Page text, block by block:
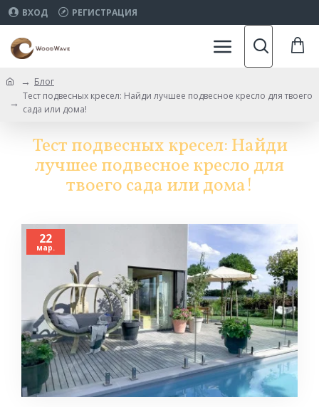
ВХОД РЕГИСТРАЦИЯ
Блог
Тест подвесных кресел: Найди лучшее подвесное кресло для твоего
сада или дома!
Тест подвесных кресел: Найди
лучшее подвесное кресло для
твоего сада или дома!
22
мар.